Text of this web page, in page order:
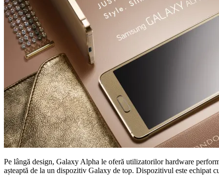
Pe lângă design, Galaxy Alpha le oferă utilizatorilor hardware
așteaptă de la un dispozitiv Galaxy de top. Dispozitivul este echipat